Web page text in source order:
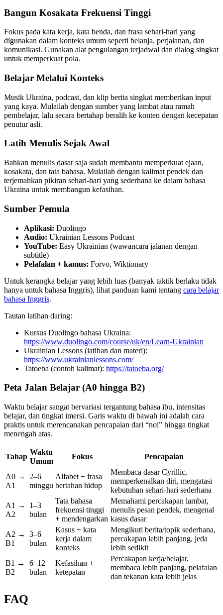
Bangun Kosakata Frekuensi Tinggi
Fokus pada kata kerja, kata benda, dan frasa sehari-hari yang
digunakan dalam konteks umum seperti belanja, perjalanan, dan
komunikasi. Gunakan alat pengulangan terjadwal dan dialog singkat
untuk memperkuat pola.
Belajar Melalui Konteks
Musik Ukraina, podcast, dan klip berita singkat memberikan input
yang kaya. Mulailah dengan sumber yang lambat atau ramah
pembelajar, lalu secara bertahap beralih ke konten dengan kecepatan
penutur asli.
Latih Menulis Sejak Awal
Bahkan menulis dasar saja sudah membantu memperkuat ejaan,
kosakata, dan tata bahasa. Mulailah dengan kalimat pendek dan
terjemahkan pikiran sehari-hari yang sederhana ke dalam bahasa
Ukraina untuk membangun kefasihan.
Sumber Pemula
Aplikasi: Duolingo
Audio: Ukrainian Lessons Podcast
YouTube: Easy Ukrainian (wawancara jalanan dengan
subtitle)
Pelafalan + kamus: Forvo, Wiktionary
Untuk kerangka belajar yang lebih luas (banyak taktik berlaku tidak
hanya untuk bahasa Inggris), lihat panduan kami tentang cara belajar
bahasa Inggris.
Tautan latihan daring:
Kursus Duolingo bahasa Ukraina:
https://www.duolingo.com/course/uk/en/Learn-Ukrainian
Ukrainian Lessons (latihan dan materi):
https://www.ukrainianlessons.com/
Tatoeba (contoh kalimat): https://tatoeba.org/
Peta Jalan Belajar (A0 hingga B2)
Waktu belajar sangat bervariasi tergantung bahasa ibu, intensitas
belajar, dan tingkat imersi. Garis waktu di bawah ini adalah cara
praktis untuk merencanakan pencapaian dari “nol” hingga tingkat
menengah atas.
Tahap
Waktu
Umum
Fokus Pencapaian
A0 →
A1
2–6
minggu
Alfabet + frasa
bertahan hidup
Membaca dasar Cyrillic,
memperkenalkan diri, mengatasi
kebutuhan sehari-hari sederhana
A1 →
A2
1–3
bulan
Tata bahasa
frekuensi tinggi
+ mendengarkan
Memahami percakapan lambat,
menulis pesan pendek, mengenal
kasus dasar
A2 →
B1
3–6
bulan
Kasus + kata
kerja dalam
konteks
Mengikuti berita/topik sederhana,
percakapan lebih panjang, jeda
lebih sedikit
B1 →
B2
6–12
bulan
Kefasihan +
ketepatan
Percakapan kerja/belajar,
membaca lebih panjang, pelafalan
dan tekanan kata lebih jelas
FAQ